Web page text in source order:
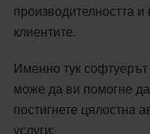
производителността
клиентите.
Именно тук
може да ви помогне
постигнете цялостна
услуги: